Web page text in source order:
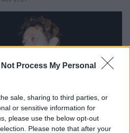
Not Process My Personal
sale, sharing to third parties, or
or sensitive information for
please use the below opt-out
Please note that after your